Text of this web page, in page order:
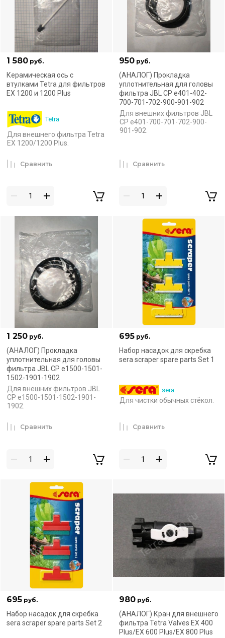
1 580 руб.
Керамическая ось с
втулками Tetra для фильтров
EX 1200 и 1200 Plus
Tetra
Для внешнего фильтра Tetra
EX 1200/1200 Plus.
Сравнить
950 руб.
(АНАЛОГ) Прокладка
уплотнительная для головы
фильтра JBL CP e401-402-
700-701-702-900-901-902
Для внешних фильтров JBL
CP e401-700-701-702-900-
901-902.
Сравнить
1 250 руб.
(АНАЛОГ) Прокладка
уплотнительная для головы
фильтра JBL CP e1500-1501-
1502-1901-1902
Для внешних фильтров JBL
CP e1500-1501-1502-1901-
1902.
Сравнить
695 руб.
Набор насадок для скребка
sera scraper spare parts Set 1
sera
Для чистки обычных стёкол.
Сравнить
695 руб.
Набор насадок для скребка
sera scraper spare parts Set 2
980 руб.
(АНАЛОГ) Кран для внешнего
фильтра Tetra Valves EX 400
Plus/EX 600 Plus/EX 800 Plus